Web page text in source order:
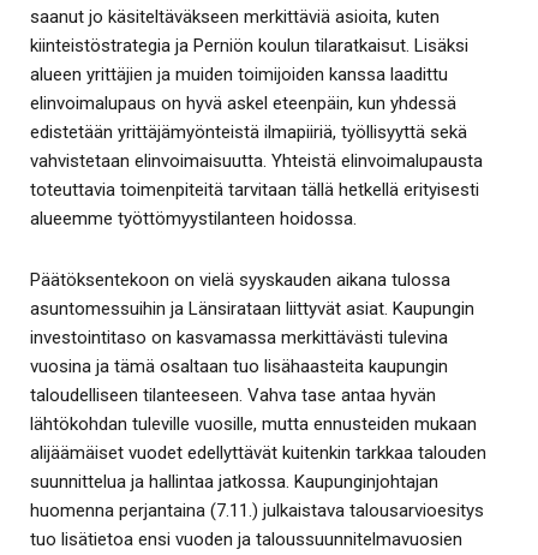
saanut jo käsiteltäväkseen merkittäviä asioita, kuten
kiinteistöstrategia ja Perniön koulun tilaratkaisut. Lisäksi
alueen yrittäjien ja muiden toimijoiden kanssa laadittu
elinvoimalupaus on hyvä askel eteenpäin, kun yhdessä
edistetään yrittäjämyönteistä ilmapiiriä, työllisyyttä sekä
vahvistetaan elinvoimaisuutta. Yhteistä elinvoimalupausta
toteuttavia toimenpiteitä tarvitaan tällä hetkellä erityisesti
alueemme työttömyystilanteen hoidossa.
Päätöksentekoon on vielä syyskauden aikana tulossa
asuntomessuihin ja Länsirataan liittyvät asiat. Kaupungin
investointitaso on kasvamassa merkittävästi tulevina
vuosina ja tämä osaltaan tuo lisähaasteita kaupungin
taloudelliseen tilanteeseen. Vahva tase antaa hyvän
lähtökohdan tuleville vuosille, mutta ennusteiden mukaan
alijäämäiset vuodet edellyttävät kuitenkin tarkkaa talouden
suunnittelua ja hallintaa jatkossa. Kaupunginjohtajan
huomenna perjantaina (7.11.) julkaistava talousarvioesitys
tuo lisätietoa ensi vuoden ja taloussuunnitelmavuosien